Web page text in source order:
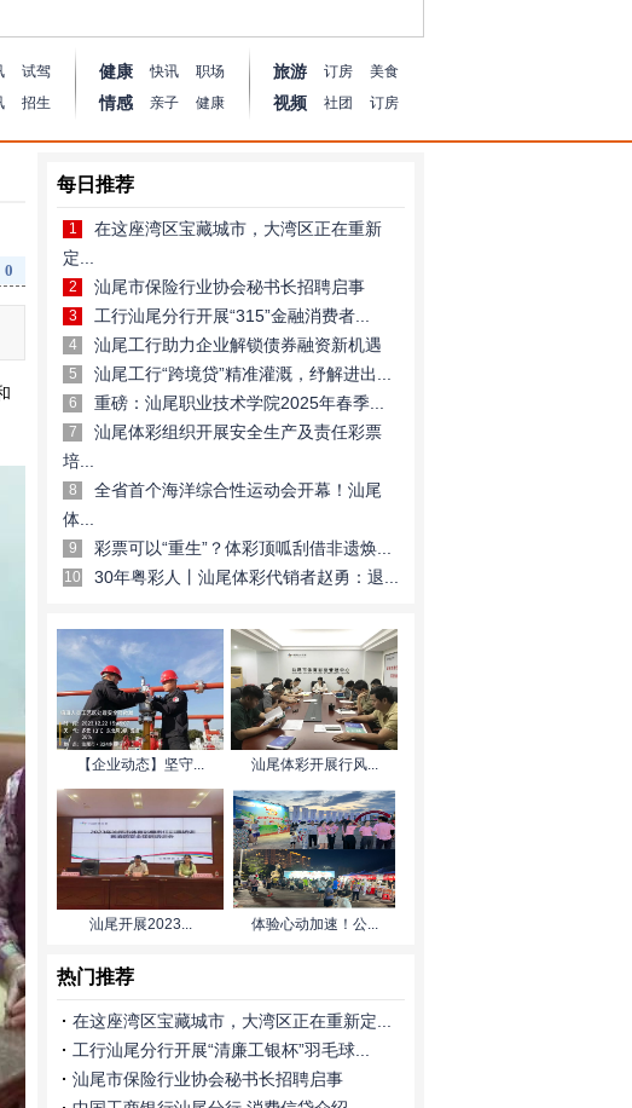
试驾
招生
健康 快讯 职场
情感 亲子 健康
旅游 订房 美食
视频 社团 订房
0
每日推荐
1
在这座湾区宝藏城市，大湾区正在重新
定...
2 汕尾市保险行业协会秘书长招聘启事
3 工行汕尾分行开展“315”金融消费者...
4 汕尾工行助力企业解锁债券融资新机遇
5 汕尾工行“跨境贷”精准灌溉，纾解进出...
6 重磅：汕尾职业技术学院2025年春季...
7
汕尾体彩组织开展安全生产及责任彩票
培...
8
全省首个海洋综合性运动会开幕！汕尾
体...
9 彩票可以“重生”？体彩顶呱刮借非遗焕...
10 30年粤彩人丨汕尾体彩代销者赵勇：退...
【企业动态】坚守... 汕尾体彩开展行风...
汕尾开展2023... 体验心动加速！公...
热门推荐
在这座湾区宝藏城市，大湾区正在重新定...
工行汕尾分行开展“清廉工银杯”羽毛球...
汕尾市保险行业协会秘书长招聘启事